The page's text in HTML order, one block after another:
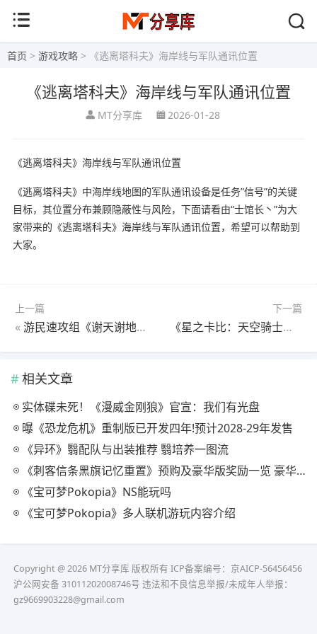
首页 > 游戏攻略 > 《逃离塔科夫》海岸线与军队通讯位置
《逃离塔科夫》海岸线与军队通讯位置
MT分享库 2026-01-28
《逃离塔科夫》海岸线与军队通讯位置
《逃离塔科夫》中海岸线地图的军队通讯设备是任务”信号”的关键
目标，其位置分布兼顾隐蔽性与风险，下面请看由“士馆长丶”为大
家带来的《逃离塔科夫》海岸线与军队通讯位置，希望可以帮助到
大家。
上一篇
«游民速攻组《谢天谢地您来了》白金流程攻略
下一篇
《星之卡比：天空骑士》城市竞赛玩法讲解
相关文章
实体碟未死！《漫威金刚狼》官宣：我们有光盘
曝《恐龙危机》重制版已开发四年!预计2028-29年发售
《异环》翳配队与出装推荐 翳培养一图流
《刺客信条黑旗记忆重置》预购及豪华版奖励一览 豪华版有什么
《宝可梦Pokopia》NS能玩吗
《宝可梦Pokopia》多人联机游玩内容介绍
Copyright @ 2026 MT分享库 版权所有 ICP备案编号：京AICP-56456456
沪公网安备 31011202008746号 违法和不良信息举报/未成年人举报：
gz9669903228@gmail.com